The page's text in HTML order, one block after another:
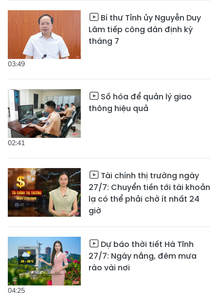
03:49
Bí thư Tỉnh ủy Nguyễn Duy
Lâm tiếp công dân định kỳ
tháng 7
02:41
Số hóa để quản lý giao
thông hiệu quả
Tài chính thị trường ngày
27/7: Chuyển tiền tới tài khoản
lạ có thể phải chờ ít nhất 24
giờ
04:25
Dự báo thời tiết Hà Tĩnh
27/7: Ngày nắng, đêm mưa
rào vài nơi